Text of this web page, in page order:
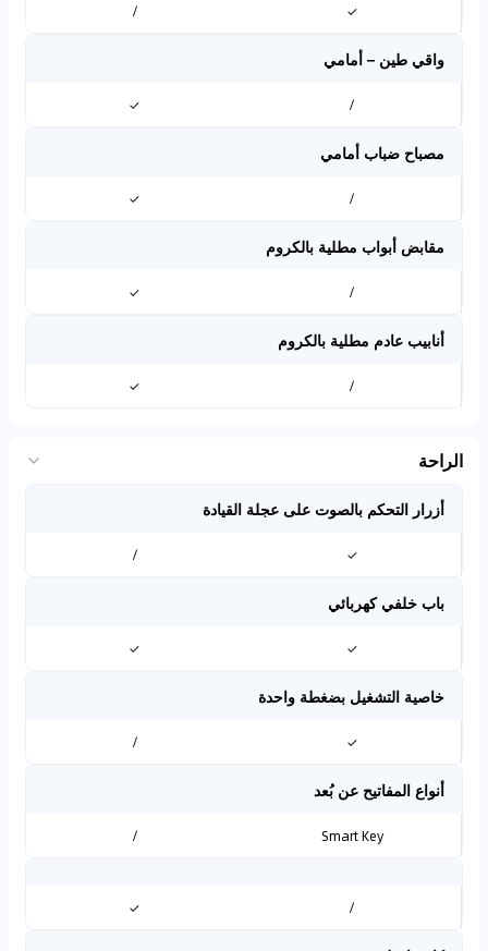
✓
/
واقي طين – أمامي
/
✓
مصباح ضباب أمامي
/
✓
مقابض أبواب مطلية بالكروم
/
✓
أنابيب عادم مطلية بالكروم
/
✓
الراحة
أزرار التحكم بالصوت على عجلة القيادة
✓
/
باب خلفي كهربائي
✓
✓
خاصية التشغيل بضغطة واحدة
✓
/
أنواع المفاتيح عن بُعد
Smart Key
/
/
✓